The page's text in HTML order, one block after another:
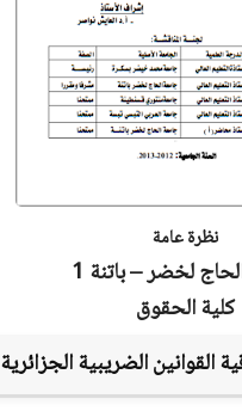
نظرة عامة
لخضر – باتنة 1
كلية الحقوق
القوانين الضريبية الجزائرية